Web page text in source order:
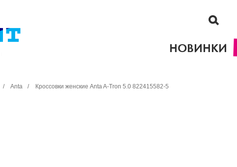
НОВИНКИ
/ Anta / Кроссовки женские Anta A-Tron 5.0 822415582-5